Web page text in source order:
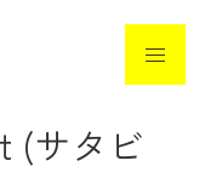
(サタビ